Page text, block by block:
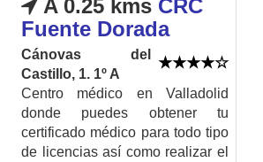
A 0.25 kms CRC
Fuente Dorada
Cánovas del
Castillo, 1. 1º A
Centro médico en Valladolid
donde puedes obtener tu
certificado médico para todo tipo
de licencias así como realizar el